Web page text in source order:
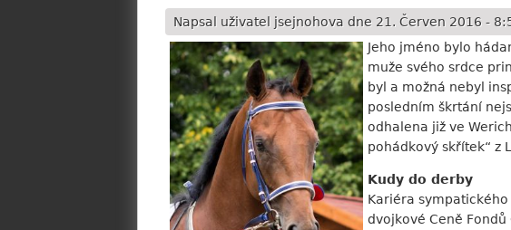
Napsal uživatel jsejnohova dne 21. Červen 2016 -
Jeho jméno bylo
muže svého srdce
byl a možná nebyl
posledním škrtání
odhalena již ve
pohádkový skřítek“ z
Kudy do derby
Kariéra
dvojkové Ceně